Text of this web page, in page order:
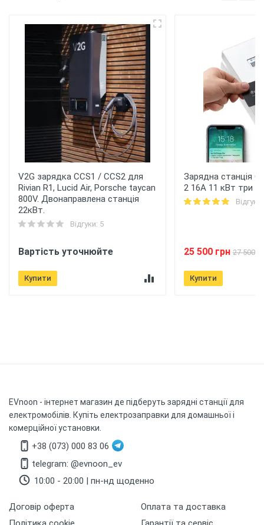
V2G зарядка CCS1 / CCS2 для
Rivian R1, Lucid Air, Porsche taycan
800V. Двонаправлена станція
22кВт.
Відгуки: 5
Вартість уточнюйте
Купити
Зарядна станція
2 16A 11 кВт три
25 500 грн 27 500
Купити
EVnoon - інтернет магазин де підберуть зарядні станції для
електромобілів. Купіть електрозаправки для домашньої і
комерційної установки.
+38 (073) 000 83 06
telegram: @evnoon_ev
10:00 - 20:00 | пн-нд щоденно
Договір оферта
Оплата та доставка